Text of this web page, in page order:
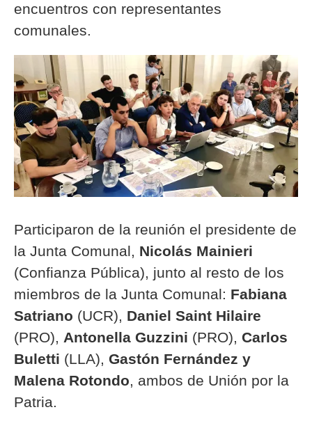
encuentros con representantes
comunales.
Participaron de la reunión el presidente de
la Junta Comunal, Nicolás Mainieri
(Confianza Pública), junto al resto de los
miembros de la Junta Comunal: Fabiana
Satriano (UCR), Daniel Saint Hilaire
(PRO), Antonella Guzzini (PRO), Carlos
Buletti (LLA), Gastón Fernández y
Malena Rotondo, ambos de Unión por la
Patria.